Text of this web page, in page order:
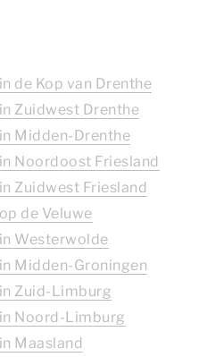
de Kop van Drenthe
Zuidwest Drenthe
Midden-Drenthe
Noordoost Friesland
Zuidwest Friesland
de Veluwe
Westerwolde
Midden-Groningen
Zuid-Limburg
Noord-Limburg
Maasland